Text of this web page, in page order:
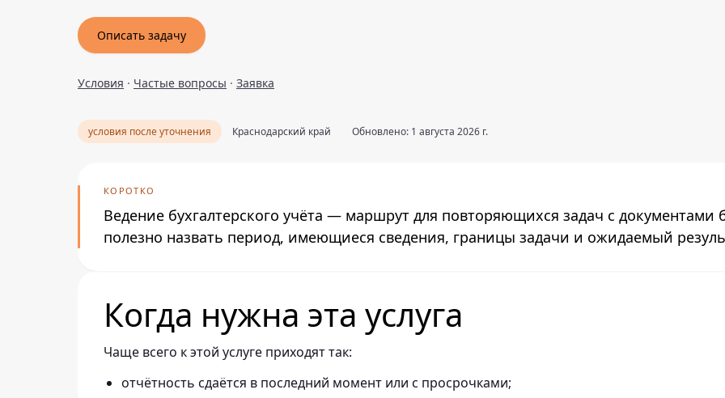
Описать задачу
Условия · Частые вопросы · Заявка
условия после уточнения Краснодарский край Обновлено: 1 августа 2026 г.
КОРОТКО
Ведение бухгалтерского учёта — маршрут для повторяющихся задач с документами
полезно назвать период, имеющиеся сведения, границы задачи и ожидаемый
Когда нужна эта услуга
Чаще всего к этой услуге приходят так:
отчётность сдаётся в последний момент или с просрочками;